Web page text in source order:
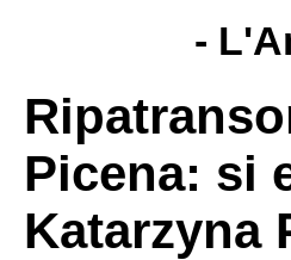
-
Picena: si
Katarzyna